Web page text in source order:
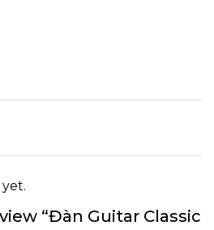
“Đàn Guitar Classic